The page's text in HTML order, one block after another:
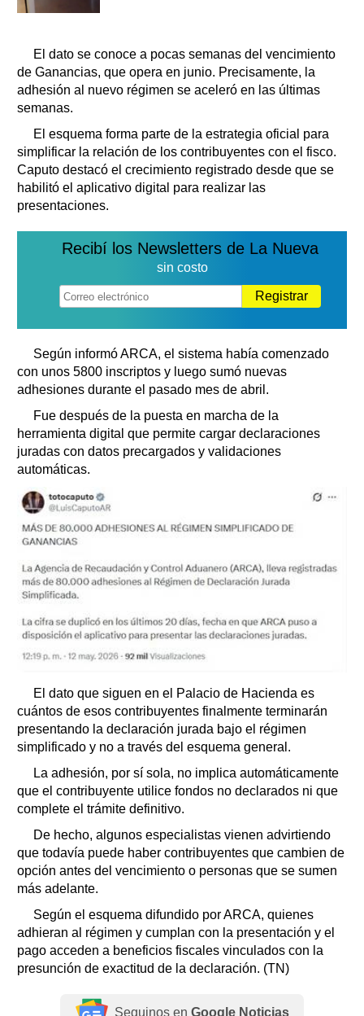
El dato se conoce a pocas semanas del vencimiento
de Ganancias, que opera en junio. Precisamente, la
adhesión al nuevo régimen se aceleró en las últimas
semanas.
El esquema forma parte de la estrategia oficial para
simplificar la relación de los contribuyentes con el fisco.
Caputo destacó el crecimiento registrado desde que se
habilitó el aplicativo digital para realizar las
presentaciones.
Recibí los Newsletters de La Nueva
sin costo
Registrar
Según informó ARCA, el sistema había comenzado
con unos 5800 inscriptos y luego sumó nuevas
adhesiones durante el pasado mes de abril.
Fue después de la puesta en marcha de la
herramienta digital que permite cargar declaraciones
juradas con datos precargados y validaciones
automáticas.
El dato que siguen en el Palacio de Hacienda es
cuántos de esos contribuyentes finalmente terminarán
presentando la declaración jurada bajo el régimen
simplificado y no a través del esquema general.
La adhesión, por sí sola, no implica automáticamente
que el contribuyente utilice fondos no declarados ni que
complete el trámite definitivo.
De hecho, algunos especialistas vienen advirtiendo
que todavía puede haber contribuyentes que cambien de
opción antes del vencimiento o personas que se sumen
más adelante.
Según el esquema difundido por ARCA, quienes
adhieran al régimen y cumplan con la presentación y el
pago acceden a beneficios fiscales vinculados con la
presunción de exactitud de la declaración. (TN)
Seguinos en Google Noticias